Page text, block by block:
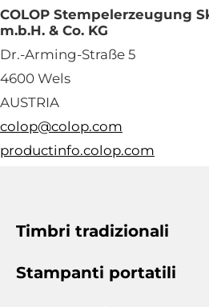
COLOP Stempelerzeugung
m.b.H. & Co. KG
Dr.-Arming-Straße 5
4600 Wels
AUSTRIA
colop@colop.com
productinfo.colop.com
Timbri tradizionali
Stampanti portatili